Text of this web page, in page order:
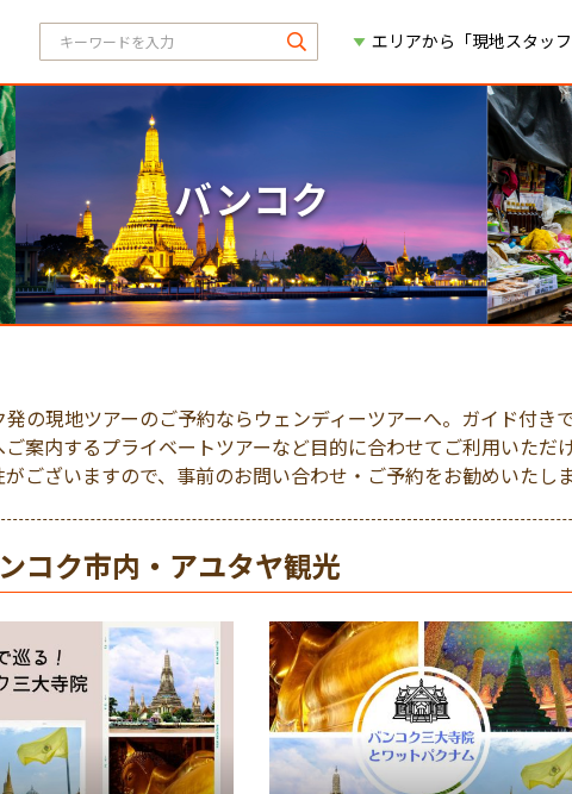
エリアから「現地スタッ
バンコク
発の現地ツアーのご予約ならウェンディーツアーへ。ガイド付き
ご案内するプライベートツアーなど目的に合わせてご利用いただ
がございますので、事前のお問い合わせ・ご予約をお勧めいたしま
コク市内・アユタヤ観光